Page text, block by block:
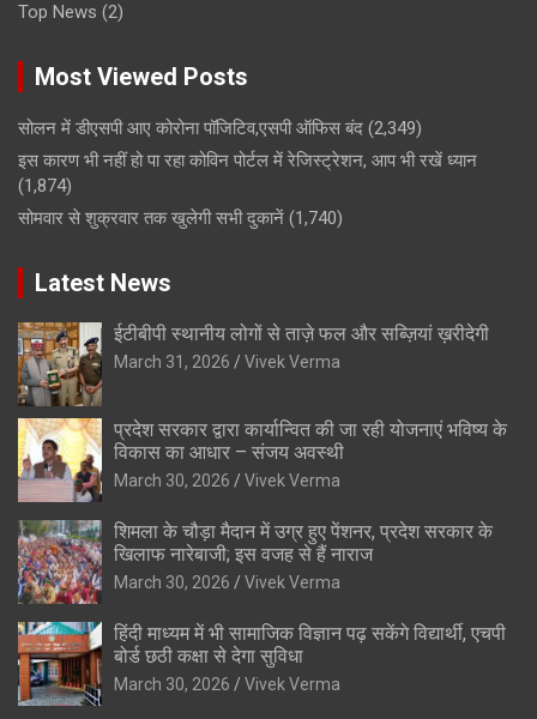
Top News (2)
Most Viewed Posts
सोलन में डीएसपी आए कोरोना पॉजिटिव,एसपी ऑफिस बंद (2,349)
इस कारण भी नहीं हो पा रहा कोविन पोर्टल में रेजिस्ट्रेशन, आप भी रखें ध्यान
(1,874)
सोमवार से शुक्रवार तक खुलेगी सभी दुकानें (1,740)
Latest News
ईटीबीपी स्थानीय लोगों से ताज़े फल और सब्ज़ियां ख़रीदेगी
March 31, 2026 Vivek Verma
प्रदेश सरकार द्वारा कार्यान्वित की जा रही योजनाएं भविष्य के
विकास का आधार – संजय अवस्थी
March 30, 2026 Vivek Verma
शिमला के चौड़ा मैदान में उग्र हुए पेंशनर, प्रदेश सरकार के
खिलाफ नारेबाजी; इस वजह से हैं नाराज
March 30, 2026 Vivek Verma
हिंदी माध्यम में भी सामाजिक विज्ञान पढ़ सकेंगे विद्यार्थी, एचपी
बोर्ड छठी कक्षा से देगा सुविधा
March 30, 2026 Vivek Verma